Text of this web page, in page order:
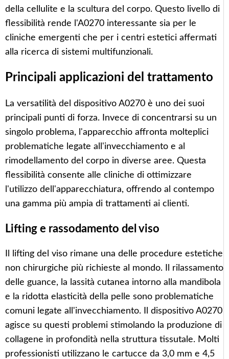
della cellulite e la scultura del corpo. Questo livello di
flessibilità rende l'A0270 interessante sia per le
cliniche emergenti che per i centri estetici affermati
alla ricerca di sistemi multifunzionali.
Principali applicazioni del trattamento
La versatilità del dispositivo A0270 è uno dei suoi
principali punti di forza. Invece di concentrarsi su un
singolo problema, l'apparecchio affronta molteplici
problematiche legate all'invecchiamento e al
rimodellamento del corpo in diverse aree. Questa
flessibilità consente alle cliniche di ottimizzare
l'utilizzo dell'apparecchiatura, offrendo al contempo
una gamma più ampia di trattamenti ai clienti.
Lifting e rassodamento del viso
Il lifting del viso rimane una delle procedure estetiche
non chirurgiche più richieste al mondo. Il rilassamento
delle guance, la lassità cutanea intorno alla mandibola
e la ridotta elasticità della pelle sono problematiche
comuni legate all'invecchiamento. Il dispositivo A0270
agisce su questi problemi stimolando la produzione di
collagene in profondità nella struttura tissutale. Molti
professionisti utilizzano le cartucce da 3,0 mm e 4,5